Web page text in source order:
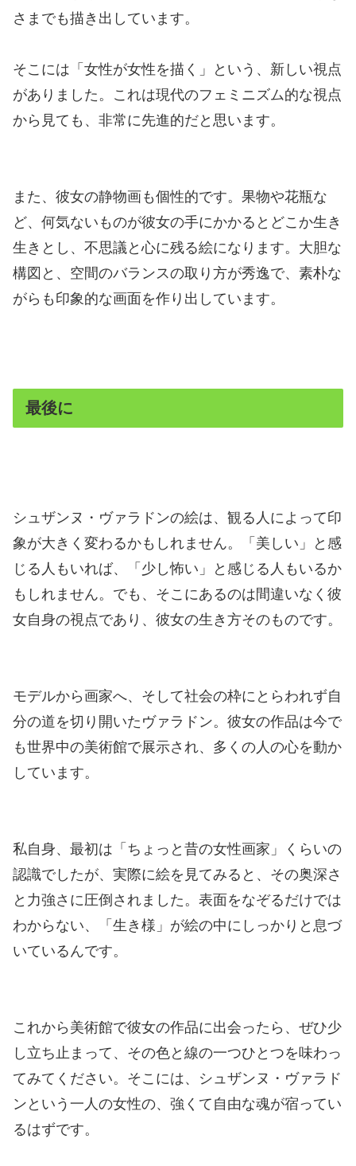
さまでも描き出しています。
そこには「女性が女性を描く」という、新しい視点
がありました。これは現代のフェミニズム的な視点
から見ても、非常に先進的だと思います。
また、彼女の静物画も個性的です。果物や花瓶な
ど、何気ないものが彼女の手にかかるとどこか生き
生きとし、不思議と心に残る絵になります。大胆な
構図と、空間のバランスの取り方が秀逸で、素朴な
がらも印象的な画面を作り出しています。
最後に
シュザンヌ・ヴァラドンの絵は、観る人によって印
象が大きく変わるかもしれません。「美しい」と感
じる人もいれば、「少し怖い」と感じる人もいるか
もしれません。でも、そこにあるのは間違いなく彼
女自身の視点であり、彼女の生き方そのものです。
モデルから画家へ、そして社会の枠にとらわれず自
分の道を切り開いたヴァラドン。彼女の作品は今で
も世界中の美術館で展示され、多くの人の心を動か
しています。
私自身、最初は「ちょっと昔の女性画家」くらいの
認識でしたが、実際に絵を見てみると、その奥深さ
と力強さに圧倒されました。表面をなぞるだけでは
わからない、「生き様」が絵の中にしっかりと息づ
いているんです。
これから美術館で彼女の作品に出会ったら、ぜひ少
し立ち止まって、その色と線の一つひとつを味わっ
てみてください。そこには、シュザンヌ・ヴァラド
ンという一人の女性の、強くて自由な魂が宿ってい
るはずです。